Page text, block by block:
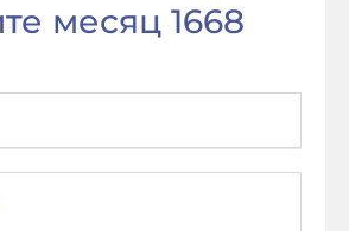
месяц 1668